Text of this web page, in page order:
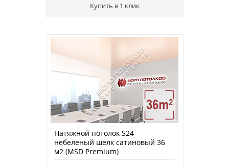
Купить в 1 клик
Натяжной потолок S24
небеленый шелк сатиновый 36
м2 (MSD Premium)